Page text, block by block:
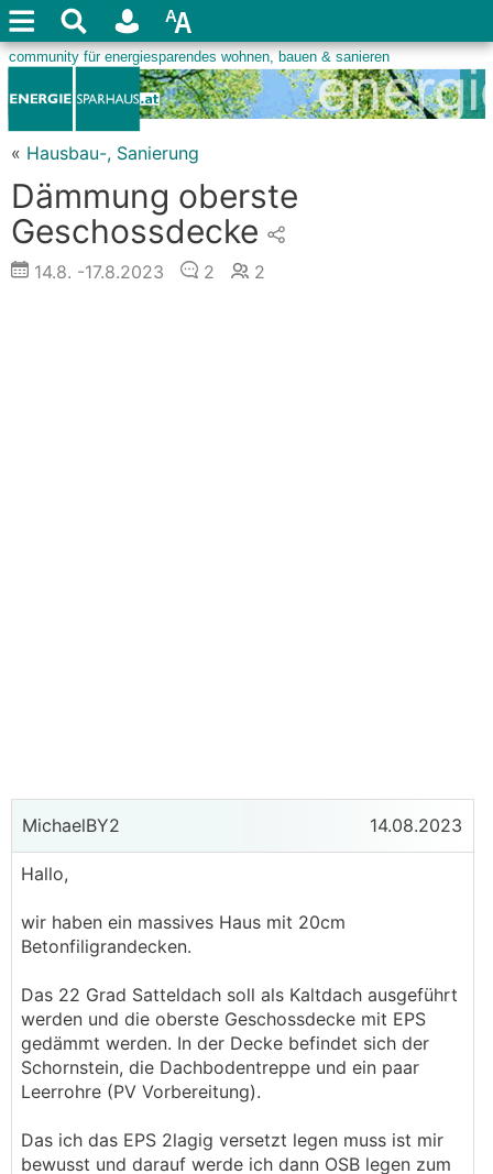
« Hausbau-, Sanierung
Dämmung oberste
Geschossdecke
14.8. -17.8.2023 2 2
MichaelBY2 14.08.2023
Hallo,
wir haben ein massives Haus mit 20cm
Betonfiligrandecken.
Das 22 Grad Satteldach soll als Kaltdach ausgeführt
werden und die oberste Geschossdecke mit EPS
gedämmt werden. In der Decke befindet sich der
Schornstein, die Dachbodentreppe und ein paar
Leerrohre (PV Vorbereitung).
Das ich das EPS 2lagig versetzt legen muss ist mir
bewusst und darauf werde ich dann OSB legen zum